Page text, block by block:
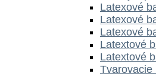
Latexové
Latexové
Latexové
Latextové
Latextové
Tvarovacie